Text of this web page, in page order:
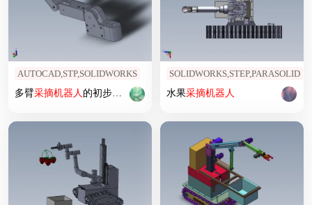
AUTOCAD,STP,SOLIDWORKS
多臂采摘机器人 的初步设计—— 采摘手的设计带SolidWorks三维
SOLIDWORKS,STEP,PARASOLID
水果采摘机器人